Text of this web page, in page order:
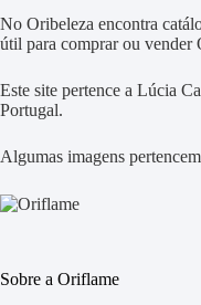
No Oribeleza encontra
útil para comprar ou vender
Este site pertence a Lúcia
Portugal.
Algumas imagens
Sobre a Oriflame